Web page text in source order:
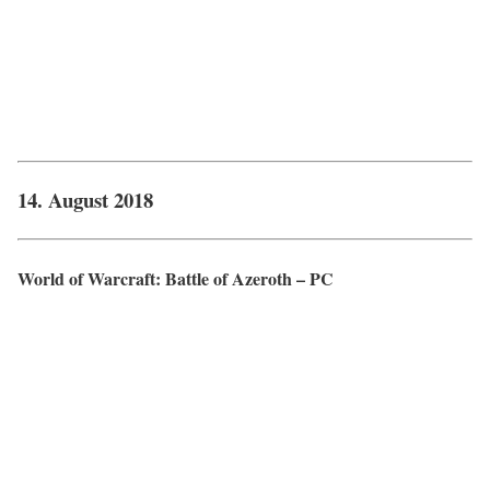
14. August 2018
World of Warcraft: Battle of Azeroth – PC